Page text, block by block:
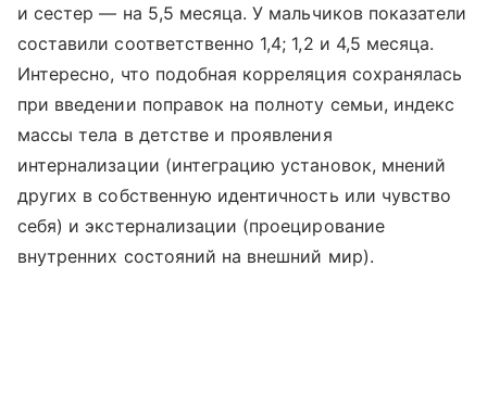
и сестер — на 5,5 месяца. У мальчиков показатели
составили соответственно 1,4; 1,2 и 4,5 месяца.
Интересно, что подобная корреляция сохранялась
при введении поправок на полноту семьи, индекс
массы тела в детстве и проявления
интернализации (интеграцию установок, мнений
других в собственную идентичность или чувство
себя) и экстернализации (проецирование
внутренних состояний на внешний мир).